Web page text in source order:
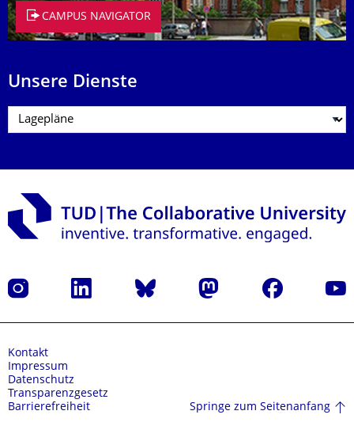
CAMPUS NAVIGATOR
Unsere Dienste
Instagram LinkedIn Bluesky Mastodon Facebook
Kontakt
Impressum
Datenschutz
Transparenzgesetz
Barrierefreiheit
Springe zum Seitenanfang